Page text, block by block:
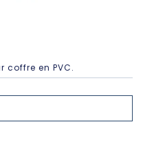
coffre en PVC.